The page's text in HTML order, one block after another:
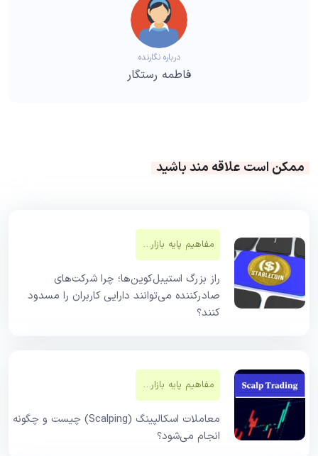
درباره نگارنده
فاطمه رستگار
ممکن است علاقه مند باشید
مفاهیم پایه بازار‌های مالی
راز بزرگ استیبل‌کوین‌ها؛ چرا شرکت‌های
صادرکننده می‌توانند دارایی کاربران را مسدود
کنند؟
مفاهیم پایه بازار‌های مالی
معاملات اسکالپینگ (Scalping) چیست و چگونه
انجام می‌شود؟